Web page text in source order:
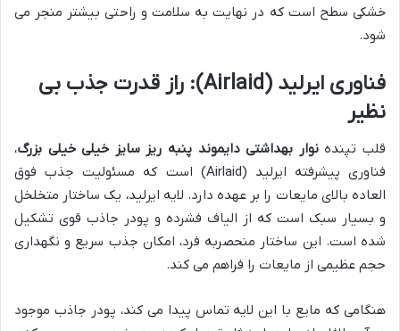
خشکی سطح است که در نهایت به سلامت و راحتی بیشتر منجر می
شود.
فناوری ایرلید (Airlaid): راز قدرت جذب بی
نظیر
قلب تپندهنوار بهداشتی دایموند پنبه ریز سایز خیلی خیلی بزرگ،
فناوری پیشرفته ایرلید (Airlaid) است که مسئولیت جذب فوق
العاده بالای مایعات را بر عهده دارد. لایه ایرلید، یک ساختار متخلخل
و بسیار سبک است که از الیاف فشرده و پودر جاذب قوی تشکیل
شده است. این ساختار منحصربه فرد، امکان جذب سریع و نگهداری
حجم عظیمی از مایعات را فراهم می کند.
هنگامی که مایع با این لایه تماس پیدا می کند، پودر جاذب موجود